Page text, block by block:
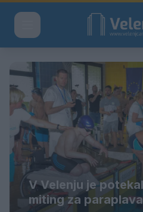
V Velenju je
miting za